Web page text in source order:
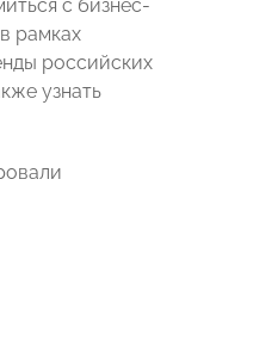
с бизнес-
рамках
российских
узнать